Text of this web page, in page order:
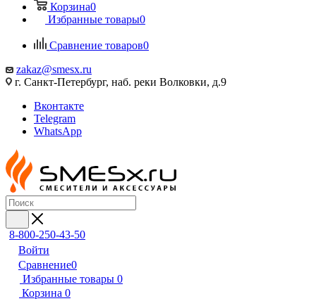
Корзина0
Избранные товары0
Сравнение товаров0
zakaz@smesx.ru
г. Санкт-Петербург, наб. реки Волковки, д.9
Вконтакте
Telegram
WhatsApp
8-800-250-43-50
Войти
Сравнение0
Избранные товары 0
Корзина 0